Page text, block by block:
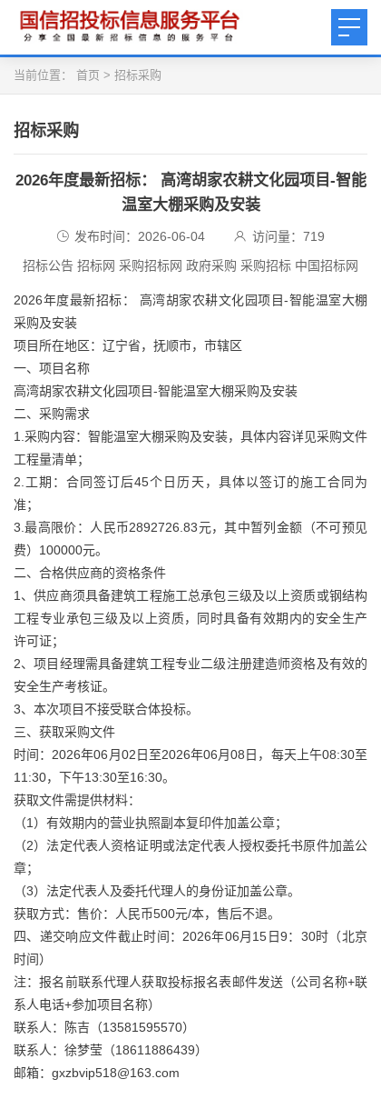
当前位置： 首页 > 招标采购
招标采购
2026年度最新招标： 高湾胡家农耕文化园项目-智能
温室大棚采购及安装
发布时间：2026-06-04 访问量： 719
招标公告 招标网 采购招标网 政府采购 采购招标 中国招标网
2026年度最新招标： 高湾胡家农耕文化园项目-智能温室大棚
采购及安装
项目所在地区：辽宁省，抚顺市，市辖区
一、项目名称
高湾胡家农耕文化园项目-智能温室大棚采购及安装
二、采购需求
1.采购内容：智能温室大棚采购及安装，具体内容详见采购文件
工程量清单；
2.工期：合同签订后45个日历天，具体以签订的施工合同为
准；
3.最高限价：人民币2892726.83元，其中暂列金额（不可预见
费）100000元。
二、合格供应商的资格条件
1、供应商须具备建筑工程施工总承包三级及以上资质或钢结构
工程专业承包三级及以上资质，同时具备有效期内的安全生产
许可证；
2、项目经理需具备建筑工程专业二级注册建造师资格及有效的
安全生产考核证。
3、本次项目不接受联合体投标。
三、获取采购文件
时间：2026年06月02日至2026年06月08日，每天上午08:30至
11:30，下午13:30至16:30。
获取文件需提供材料：
（1）有效期内的营业执照副本复印件加盖公章；
（2）法定代表人资格证明或法定代表人授权委托书原件加盖公
章；
（3）法定代表人及委托代理人的身份证加盖公章。
获取方式：售价：人民币500元/本，售后不退。
四、递交响应文件截止时间：2026年06月15日9：30时（北京
时间）
注：报名前联系代理人获取投标报名表邮件发送（公司名称+联
系人电话+参加项目名称）
联系人：陈吉（13581595570）
联系人：徐梦莹（18611886439）
邮箱：gxzbvip518@163.com